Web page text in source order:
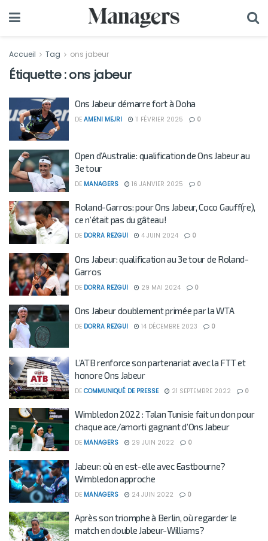
Accueil Tag ons jabeur
Étiquette :ons jabeur
Ons Jabeur démarre fort à Doha
DE AMENI MEJRI 11 FÉVRIER 2025 0
Open d’Australie: qualification de Ons Jabeur au
3e tour
DE MANAGERS 16 JANVIER 2025 0
Roland-Garros: pour Ons Jabeur, Coco Gauff(re),
ce n’était pas du gâteau!
DE DORRA REZGUI 4 JUIN 2024 0
Ons Jabeur: qualification au 3e tour de Roland-
Garros
DE DORRA REZGUI 29 MAI 2024 0
Ons Jabeur doublement primée par la WTA
DE DORRA REZGUI 14 DÉCEMBRE 2023 0
L’ATB renforce son partenariat avec la FTT et
honore Ons Jabeur
DE COMMUNIQUÉ DE PRESSE 21 SEPTEMBRE 2022 0
Wimbledon 2022 : Talan Tunisie fait un don pour
chaque ace/amorti gagnant d’Ons Jabeur
DE MANAGERS 29 JUIN 2022 0
Jabeur: où en est-elle avec Eastbourne?
Wimbledon approche
DE MANAGERS 24 JUIN 2022 0
Après son triomphe à Berlin, où regarder le
match en double Jabeur-Williams?